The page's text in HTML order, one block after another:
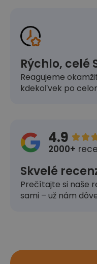
Rýchlo, celé
Reagujeme
kdekoľvek po
4.9 
2000+
Skvelé
Prečítajte si naše
sami – už nám